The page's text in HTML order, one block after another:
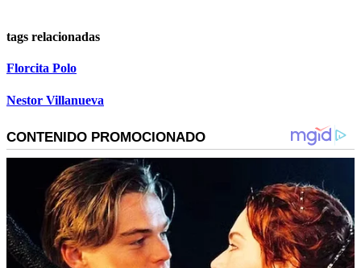
tags relacionadas
Florcita Polo
Nestor Villanueva